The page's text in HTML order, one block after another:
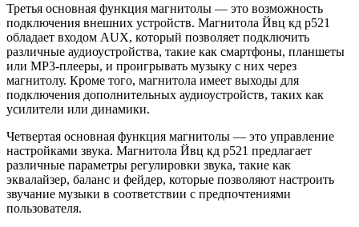
Третья основная функция магнитолы — это возможность
подключения внешних устройств. Магнитола Йвц кд р521
обладает входом AUX, который позволяет подключить
различные аудиоустройства, такие как смартфоны, планшеты
или MP3-плееры, и проигрывать музыку с них через
магнитолу. Кроме того, магнитола имеет выходы для
подключения дополнительных аудиоустройств, таких как
усилители или динамики.
Четвертая основная функция магнитолы — это управление
настройками звука. Магнитола Йвц кд р521 предлагает
различные параметры регулировки звука, такие как
эквалайзер, баланс и фейдер, которые позволяют настроить
звучание музыки в соответствии с предпочтениями
пользователя.